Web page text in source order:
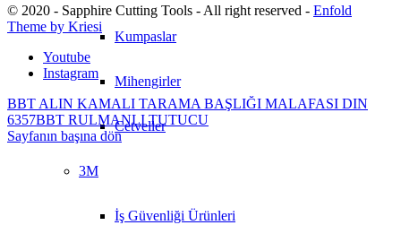
Kumpaslar
Mihengirler
Cetveller
3M
İş Güvenliği Ürünleri
© 2020 - Sapphire Cutting Tools - All right reserved - Enfold
Theme by Kriesi
Youtube
Instagram
BBT ALIN KAMALI TARAMA BAŞLIĞI MALAFASI DIN
6357BBT RULMANLI TUTUCU
Sayfanın başına dön